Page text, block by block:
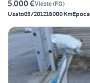
5.000 €Vieste(FG)
Usato05/201216000 KmEpoca